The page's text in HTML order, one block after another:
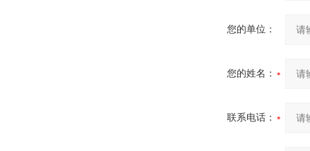
您的单位：
您的姓名：
联系电话：